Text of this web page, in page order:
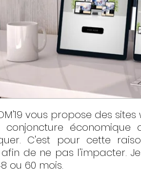
vous propose des
conjoncture
C'est pour cette
de ne pas l'impacter.
ou 60 mois.